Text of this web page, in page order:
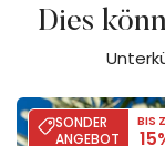
Dies
SONDER
ANGEBOT
BIS
Villa Moon -